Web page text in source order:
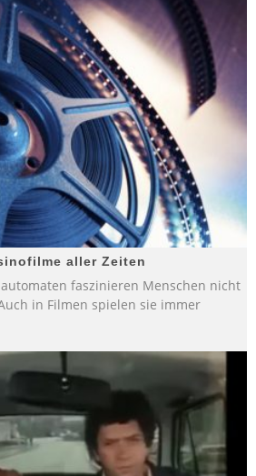
aller Zeiten
faszinieren Menschen nicht
in Filmen spielen sie immer